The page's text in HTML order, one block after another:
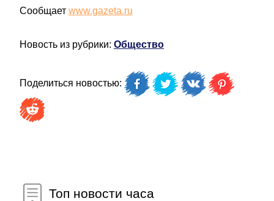
Сообщает www.gazeta.ru
Новость из рубрики: Общество
Поделиться новостью:
Топ новости часа